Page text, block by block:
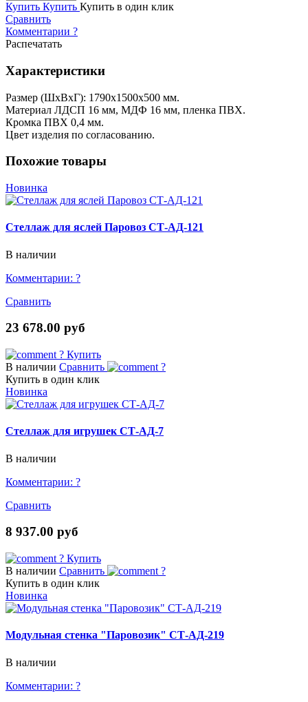
Купить Купить Купить в один клик
Сравнить
Комментарии ?
Распечатать
Характеристики
Размер (ШхВхГ): 1790x1500x500 мм.
Материал ЛДСП 16 мм, МДФ 16 мм, пленка ПВХ.
Кромка ПВХ 0,4 мм.
Цвет изделия по согласованию.
Похожие товары
Новинка
Стеллаж для яслей Паровоз СТ-АД-121
В наличии
Комментарии: ?
Сравнить
23 678.00 руб
? Купить
В наличии Сравнить
?
Купить в один клик
Новинка
Стеллаж для игрушек СТ-АД-7
В наличии
Комментарии: ?
Сравнить
8 937.00 руб
? Купить
В наличии Сравнить
?
Купить в один клик
Новинка
Модульная стенка "Паровозик" СТ-АД-219
В наличии
Комментарии: ?